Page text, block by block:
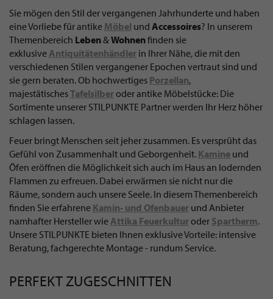
Sie mögen den Stil der vergangenen Jahrhunderte und haben
eine Vorliebe für antike Möbel und Accessoires? In unserem
Themenbereich Leben&Wohnenfinden sie
exklusive Antiquitätenhändler in Ihrer Nähe, die mit den
verschiedenen Stilen vergangener Epochen vertraut sind und
sie gern beraten. Ob hochwertiges Porzellan,
majestätischesTafelsilberoder antike Möbelstücke: Die
Sortimente unserer STILPUNKTE Partner werden Ihr Herz höher
schlagen lassen.
Feuer bringt Menschen seit jeher zusammen. Es versprüht das
Gefühl von Zusammenhalt und Geborgenheit. Kamine und
Öfen eröffnen die Möglichkeit sich auch im Haus an lodernden
Flammen zu erfreuen. Dabei erwärmen sie nicht nur die
Räume, sondern auch unsere Seele. In diesem Themenbereich
finden Sie erfahrene Kamin- und Ofenbauer und Anbieter
namhafter Hersteller wie Attika Feuerkulturoder Spartherm.
Unsere STILPUNKTE bieten Ihnen exklusive Vorteile: intensive
Beratung, fachgerechte Montage - rundum Service.
PERFEKT ZUGESCHNITTEN